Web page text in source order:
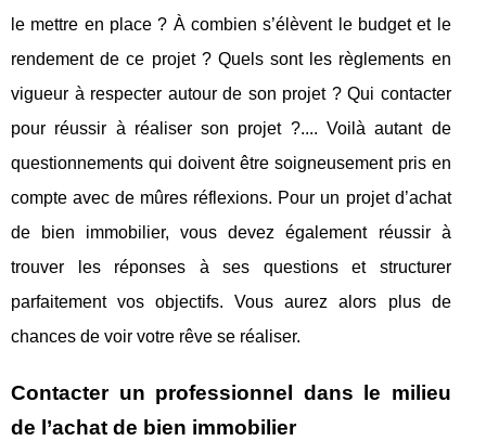
le mettre en place ? À combien s’élèvent le budget et le
rendement de ce projet ? Quels sont les règlements en
vigueur à respecter autour de son projet ? Qui contacter
pour réussir à réaliser son projet ?.... Voilà autant de
questionnements qui doivent être soigneusement pris en
compte avec de mûres réflexions. Pour un projet d’achat
de bien immobilier, vous devez également réussir à
trouver les réponses à ses questions et structurer
parfaitement vos objectifs. Vous aurez alors plus de
chances de voir votre rêve se réaliser.
Contacter un professionnel dans le milieu
de l’achat de bien immobilier